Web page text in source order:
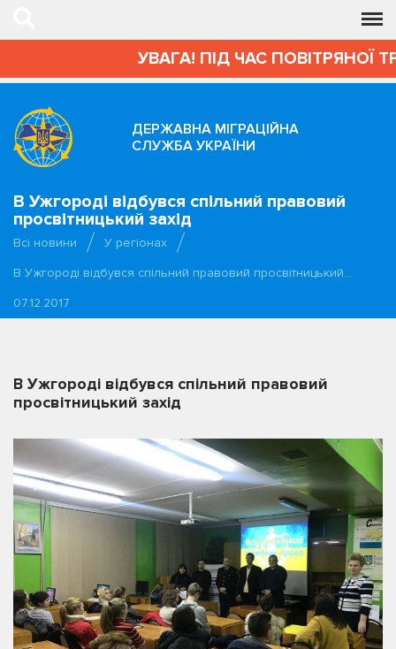
УВАГА! ПІД ЧАС ПОВІТРЯНОЇ
ДЕРЖАВНА МІГРАЦІЙНА
СЛУЖБА УКРАЇНИ
В Ужгороді відбувся спільний правовий
просвітницький захід
Всі новини
У регіонах
В Ужгороді відбувся спільний правовий просвітницький…
07.12.2017
В Ужгороді відбувся спільний правовий
просвітницький захід